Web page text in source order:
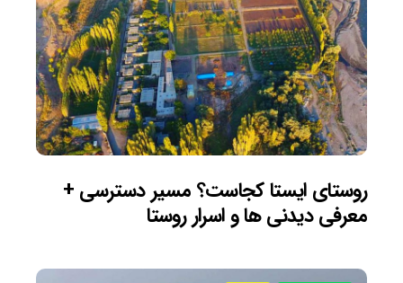
روستای ایستا کجاست؟ مسیر دسترسی +
معرفی دیدنی ها و اسرار روستا